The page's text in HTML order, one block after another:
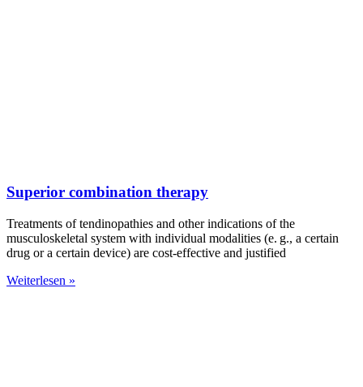
Superior combination therapy
Treatments of tendinopathies and other indications of the
musculoskeletal system with individual modalities (e. g., a certain
drug or a certain device) are cost-effective and justified
Weiterlesen »